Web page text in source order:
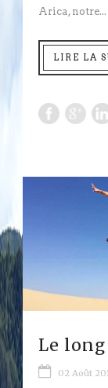
Arica, notre...
LIRE LA
Le
02 Août